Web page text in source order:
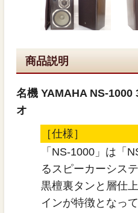
商品説明
名機 YAMAHA NS-1000
オ
［仕様］
「NS-1000」は「
るスピーカーシステ
黒檀裏タンと層仕
インが特徴となっ